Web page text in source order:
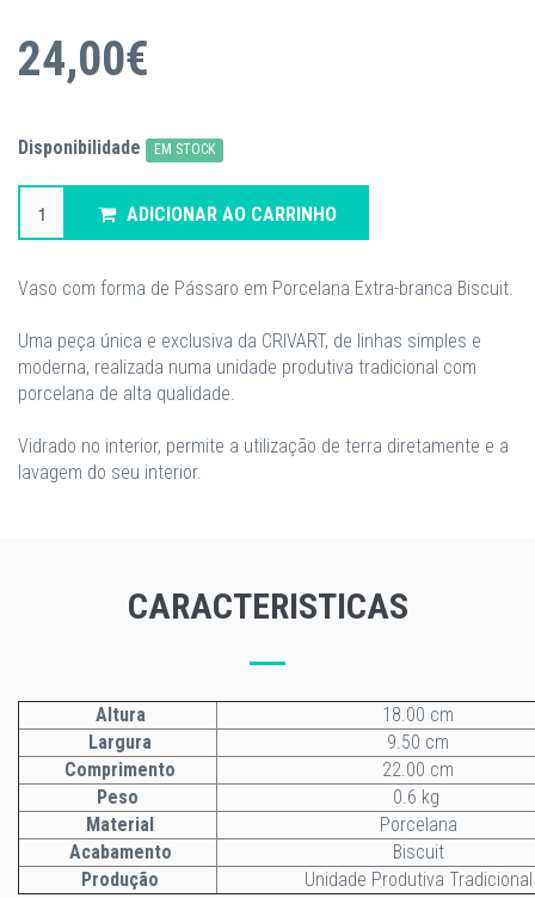
24,00€
Disponibilidade EM STOCK
ADICIONAR AO CARRINHO
Vaso com forma de Pássaro em Porcelana Extra-branca Biscuit.
Uma peça única e exclusiva da CRIVART, de linhas simples e
moderna, realizada numa unidade produtiva tradicional com
porcelana de alta qualidade.
Vidrado no interior, permite a utilização de terra diretamente e a
lavagem do seu interior.
CARACTERISTICAS
Altura
18.00 cm
Largura
9.50 cm
Comprimento
22.00 cm
Peso
0.6 kg
Material
Porcelana
Acabamento
Biscuit
Produção
Unidade Produtiva Tradicional